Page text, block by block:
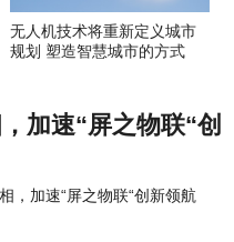
无人机技术将重新定义城市
规划 塑造智慧城市的方式
加速“屏之物联“创
，加速“屏之物联“创新领航